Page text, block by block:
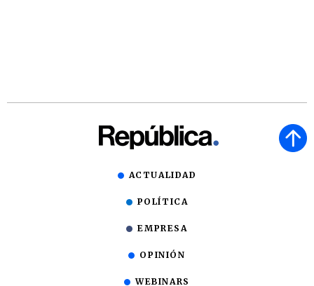
ACTUALIDAD
POLÍTICA
EMPRESA
OPINIÓN
WEBINARS